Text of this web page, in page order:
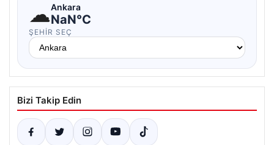
☁Ankara
NaN°C
ŞEHIR SEÇ
Bizi Takip Edin